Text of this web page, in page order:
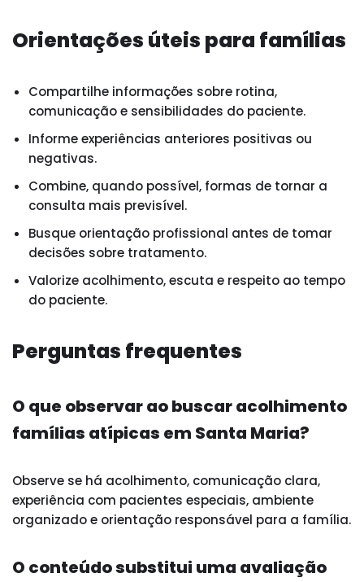
Orientações úteis para famílias
Compartilhe informações sobre rotina,
comunicação e sensibilidades do paciente.
Informe experiências anteriores positivas ou
negativas.
Combine, quando possível, formas de tornar a
consulta mais previsível.
Busque orientação profissional antes de tomar
decisões sobre tratamento.
Valorize acolhimento, escuta e respeito ao tempo
do paciente.
Perguntas frequentes
O que observar ao buscar acolhimento
famílias atípicas em Santa Maria?
Observe se há acolhimento, comunicação clara,
experiência com pacientes especiais, ambiente
organizado e orientação responsável para a família.
O conteúdo substitui uma avaliação